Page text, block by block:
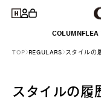
ンツに
イ
ー
COLUMNFLEA
TOP REGULARS スタイルの
スタイルの履